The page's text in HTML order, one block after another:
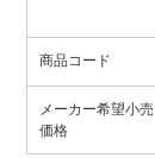
商品コード
メーカー希望小売
価格